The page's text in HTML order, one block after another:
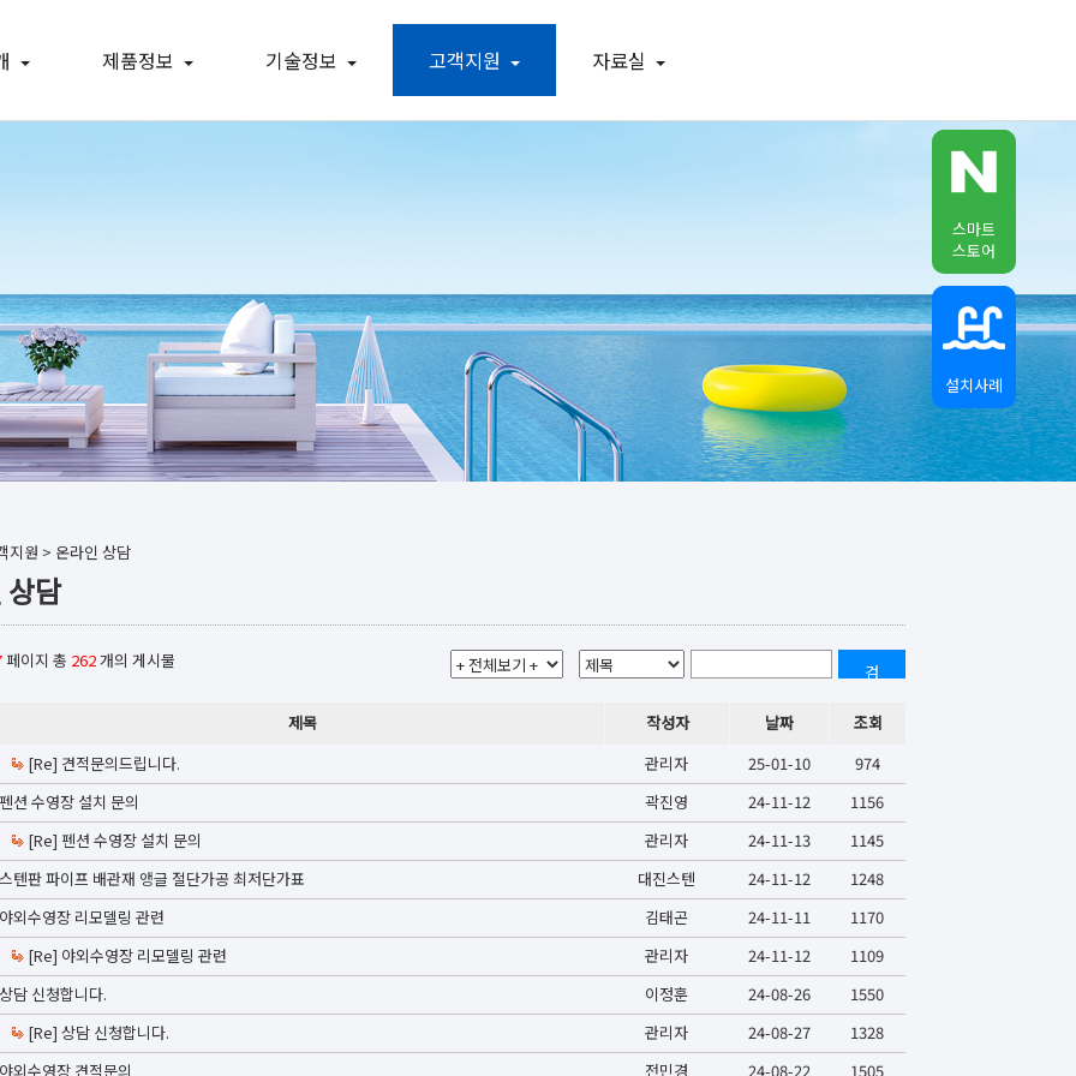
제품정보 기술정보 고객지원 자료실
스마트
스토어
설치사례
지원 > 온라인 상담
상담
페이지 총 262개의 게시물
검
제목
작성자 날짜
조회
[Re] 견적문의드립니다.
관리자 25-01-10
974
펜션 수영장 설치 문의
곽진영 24-11-12
1156
[Re] 펜션 수영장 설치 문의
관리자 24-11-13
1145
스텐판 파이프 배관재 앵글 절단가공 최저단가표
대진스텐 24-11-12
1248
야외수영장 리모델링 관련
김태곤 24-11-11
1170
[Re] 야외수영장 리모델링 관련
관리자 24-11-12
1109
상담 신청합니다.
이정훈 24-08-26
1550
[Re] 상담 신청합니다.
관리자 24-08-27
1328
야외수영장 견적문의
전민경 24-08-22 1505